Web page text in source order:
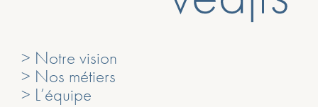
> Notre vision
> Nos métiers
> L’équipe